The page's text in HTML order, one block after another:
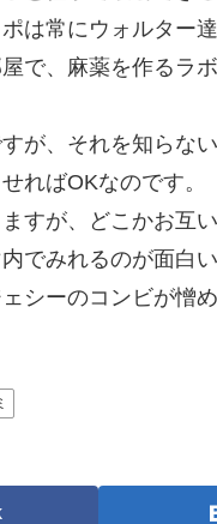
は常にウォルター
で、麻薬を作るラ
が、それを知らな
ればOKなのです。
すが、どこかお互
でみれるのが面白
シーのコンビが憎